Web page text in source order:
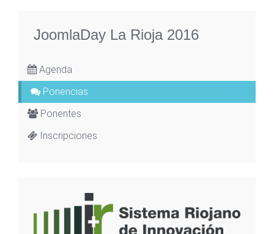
JoomlaDay La Rioja 2016
Agenda
Ponencias
Ponentes
Inscripciones